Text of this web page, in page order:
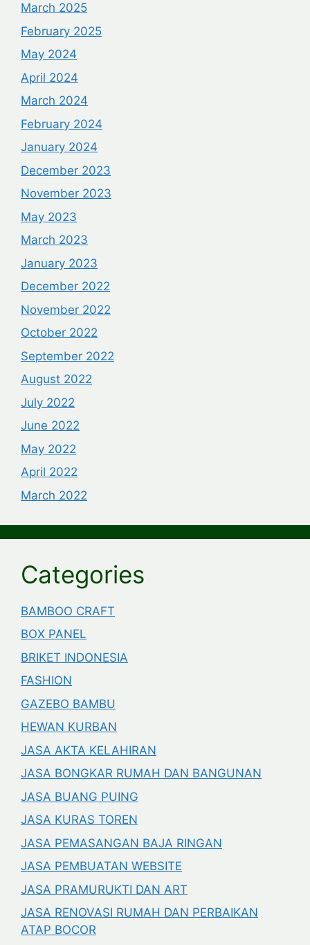
March 2025
February 2025
May 2024
April 2024
March 2024
February 2024
January 2024
December 2023
November 2023
May 2023
March 2023
January 2023
December 2022
November 2022
October 2022
September 2022
August 2022
July 2022
June 2022
May 2022
April 2022
March 2022
Categories
BAMBOO CRAFT
BOX PANEL
BRIKET INDONESIA
FASHION
GAZEBO BAMBU
HEWAN KURBAN
JASA AKTA KELAHIRAN
JASA BONGKAR RUMAH DAN BANGUNAN
JASA BUANG PUING
JASA KURAS TOREN
JASA PEMASANGAN BAJA RINGAN
JASA PEMBUATAN WEBSITE
JASA PRAMURUKTI DAN ART
JASA RENOVASI RUMAH DAN PERBAIKAN
ATAP BOCOR